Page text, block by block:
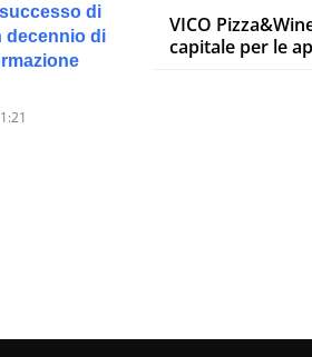
di
decennio di
VICO
capitale per le